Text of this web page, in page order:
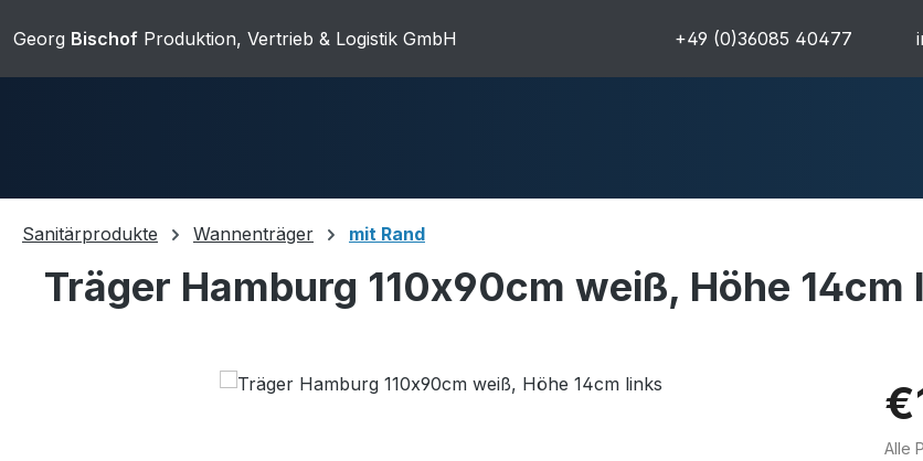
to main content
Skip to search
Skip to main navigation
Georg Bischof Produktion, Vertrieb & Logistik GmbH +49 (0)36085 40477
Duschwannen Ablaufgarnituren Komplettpakete
Sanitärkeramik
Sanitärprodukte Wannenträger mit Rand
Träger Hamburg 110x90cm weiß, Höhe 14cm
Alle